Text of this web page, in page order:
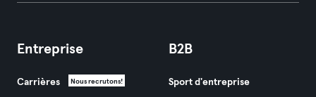
Entreprise
Carrières Nous recrutons!
B2B
Sport d'entreprise